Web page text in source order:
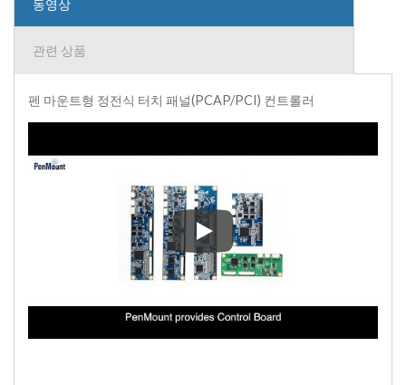
동영상
관련 상품
펜 마운트형 정전식 터치 패널(PCAP/PCI) 컨트롤러
펜 마운트형 정전식 터치 패널